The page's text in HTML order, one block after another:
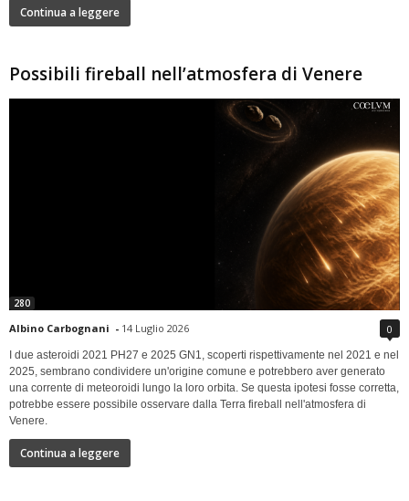
Continua a leggere
Possibili fireball nell’atmosfera di Venere
280
Albino Carbognani - 14 Luglio 2026 0
I due asteroidi 2021 PH27 e 2025 GN1, scoperti rispettivamente nel 2021 e nel
2025, sembrano condividere un'origine comune e potrebbero aver generato
una corrente di meteoroidi lungo la loro orbita. Se questa ipotesi fosse corretta,
potrebbe essere possibile osservare dalla Terra fireball nell'atmosfera di
Venere.
Continua a leggere